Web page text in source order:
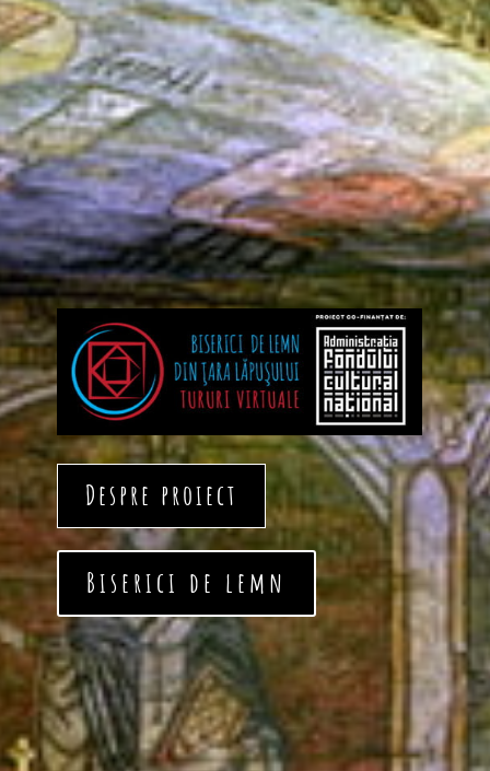
Despre proiect
Biserici de lemn